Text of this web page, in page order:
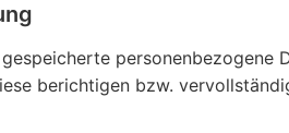
personenbezogene
berichtigen bzw.